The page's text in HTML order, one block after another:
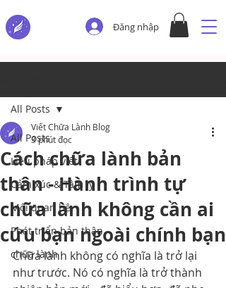
Đăng nhập
All Posts
Liệu pháp viết
Cảm xúc & Tâm lý
Mối quan hệ
Phát triển bản thân
chữa lành
All Posts
Cách chữa lành bản
thân - Hành trình tự
chữa lành không cần ai
cứu bạn ngoài chính bạn
Viết Chữa Lành Blog
3 phút đọc
Chữa lành không có nghĩa là trở lại
như trước. Nó có nghĩa là trở thành